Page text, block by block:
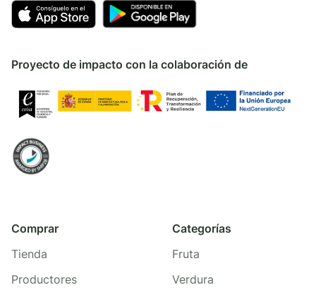
Proyecto de impacto con la colaboración de
Comprar
Tienda
Productores
Categorías
Fruta
Verdura